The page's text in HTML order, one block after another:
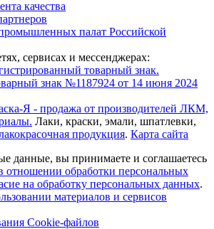
сервисах и мессенджерах:
товарный знак.
знак №1187924 от 14 июня 2024
Я - продажа от производителей ЛКМ,
Лаки, краски, эмали, шпатлевки,
продукция. Карта сайта
данные, вы принимаете и соглашаетесь
отношении обработки персональных
на обработку персональных данных.
материалов и сервисов
Cookie-файлов